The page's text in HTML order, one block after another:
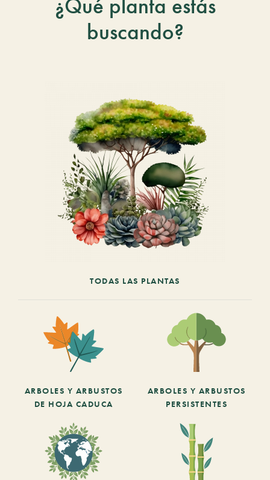
buscando?
TODAS LAS PLANTAS
ARBOLES Y ARBUSTOS
DE HOJA CADUCA
ARBOLES Y ARBUSTOS
PERSISTENTES